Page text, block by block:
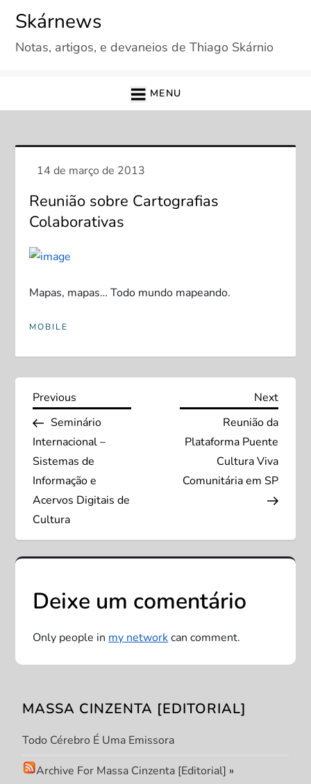
content
Skárnews
Notas, artigos, e devaneios de Thiago Skárnio
MENU
Reunião sobre Cartografias
Colaborativas
Mapas, mapas… Todo mundo mapeando.
MOBILE
N
a
v
e
g
a
ç
ã
o
d
e
P
Previous
Post
Previous
Seminário
Internacional –
Sistemas de
Informação e
Acervos Digitais de
Cultura
Next
Next
Reunião da
Plataforma Puente
Cultura Viva
Comunitária em SP
Deixe um comentário
Only people in my networkcan comment.
MASSA CINZENTA [EDITORIAL]
Todo Cérebro É Uma Emissora
Archive For Massa Cinzenta [Editorial] »